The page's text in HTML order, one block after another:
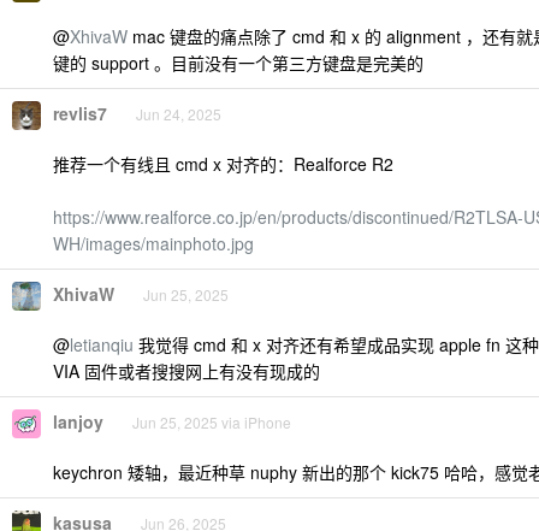
@XhivaW mac 键盘的痛点除了 cmd 和 x 的 alignment ，还有
键的 support 。目前没有一个第三方键盘是完美的
revlis7 Jun 24, 2025
推荐一个有线且 cmd x 对齐的：Realforce R2
https://www.realforce.co.jp/en/products/discontinued/R2TLSA-
WH/images/mainphoto.jpg
XhivaW Jun 25, 2025
@letianqiu 我觉得 cmd 和 x 对齐还有希望成品实现 apple fn 这
VIA 固件或者搜搜网上有没有现成的
lanjoy Jun 25, 2025 via iPhone
keychron 矮轴，最近种草 nuphy 新出的那个 kick75 哈哈，感觉
kasusa Jun 26, 2025